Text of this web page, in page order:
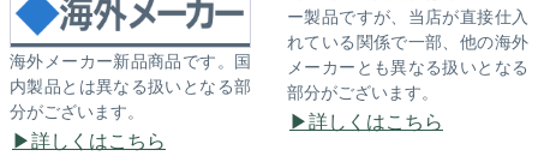
海外メーカー新品商品です。国
内製品とは異なる扱いとなる部
分がございます。
詳しくはこちら
ー製品ですが、当店が直接仕入
れている関係で一部、他の海外
メーカーとも異なる扱いとなる
部分がございます。
詳しくはこちら